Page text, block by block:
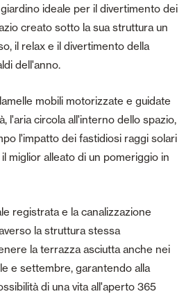
ideale per il divertimento dei
creato sotto la sua struttura un
il relax e il divertimento della
dell'anno.
mobili motorizzate e guidate
l'aria circola all'interno dello spazio,
l'impatto dei fastidiosi raggi solari
miglior alleato di un pomeriggio in
registrata e la canalizzazione
la struttura stessa
la terrazza asciutta anche nei
e settembre, garantendo alla
di una vita all'aperto 365